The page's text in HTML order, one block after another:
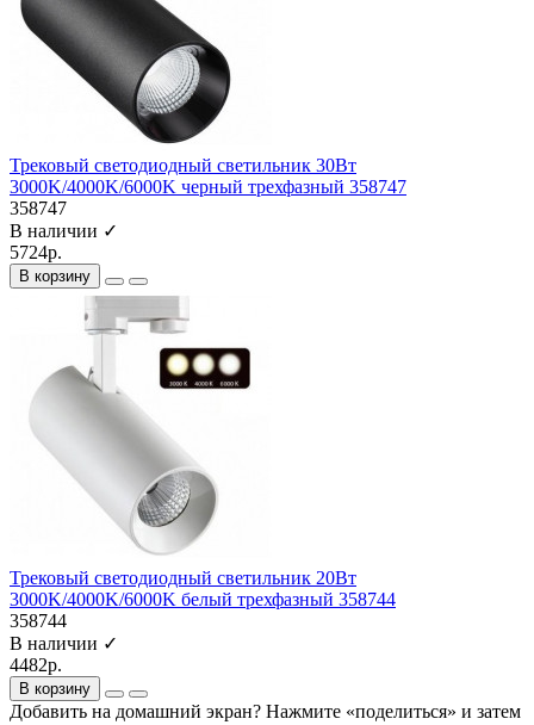
Трековый светодиодный светильник 30Вт
3000K/4000K/6000K черный трехфазный 358747
358747
В наличии ✓
5724р.
В корзину
Трековый светодиодный светильник 20Вт
3000K/4000K/6000K белый трехфазный 358744
358744
В наличии ✓
4482р.
В корзину
Добавить на домашний экран? Нажмите «поделиться» и затем